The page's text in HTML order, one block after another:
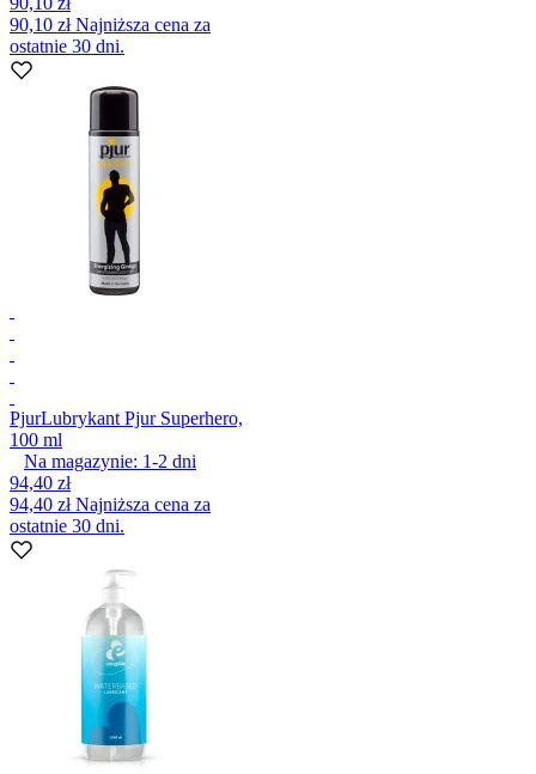
90,10 złNajniższa cena za
ostatnie 30 dni.
PjurLubrykant Pjur Superhero,
100 ml
Na magazynie: 1-2 dni
94,40 zł
94,40 złNajniższa cena za
ostatnie 30 dni.